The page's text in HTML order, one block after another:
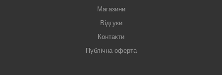
Магазини
Відгуки
Контакти
Публічна оферта